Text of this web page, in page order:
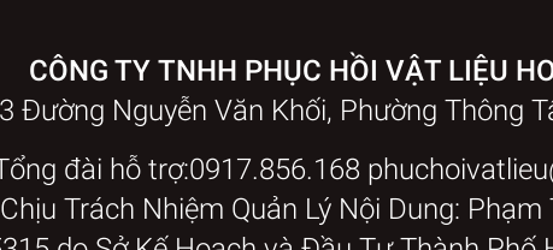
CÔNG TY TNHH PHỤC HỒI VẬT LIỆU
Đường Nguyễn Văn Khối, Phường Thông
đài hỗ trợ:0917.856.168
Chịu Trách Nhiệm Quản Lý Nội Dung: Phạm